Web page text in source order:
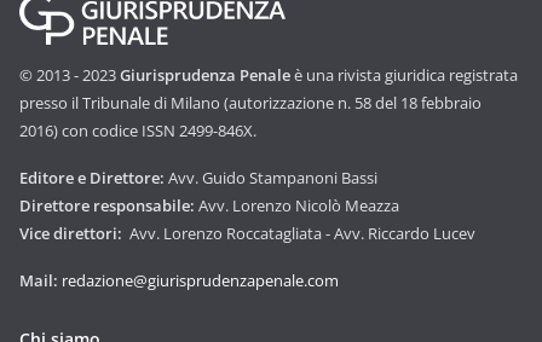
© 2013 - 2023Giurisprudenza Penaleè una rivista giuridica registrata
presso il Tribunale di Milano (autorizzazione n. 58 del 18 febbraio
2016) con codice ISSN 2499-846X.
Editore e Direttore: Avv. Guido Stampanoni Bassi
Direttore responsabile: Avv. Lorenzo Nicolò Meazza
Vice direttori: Avv. Lorenzo Roccatagliata - Avv. Riccardo Lucev
Mail: redazione@giurisprudenzapenale.com